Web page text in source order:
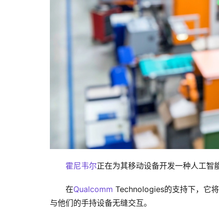
霍尼韦尔正在为其移动设备开发一种人工智
在Qualcomm Technologies的支持下，它
与他们的手持设备无缝交互。